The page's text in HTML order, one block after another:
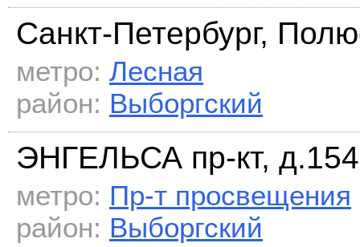
Санкт-Петербург,
метро: Лесная
район: Выборгский
ЭНГЕЛЬСА пр-кт, д.154
метро: Пр-т просвещения
район: Выборгский